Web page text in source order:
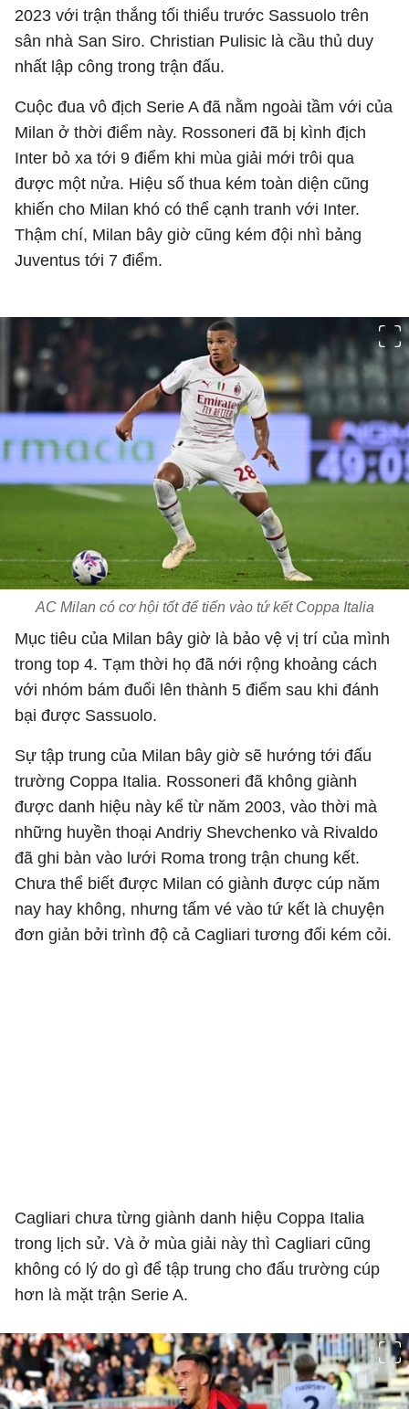
2023 với trận thắng tối thiểu trước Sassuolo trên
sân nhà San Siro. Christian Pulisic là cầu thủ duy
nhất lập công trong trận đấu.
Cuộc đua vô địch Serie A đã nằm ngoài tầm với của
Milan ở thời điểm này. Rossoneri đã bị kình địch
Inter bỏ xa tới 9 điểm khi mùa giải mới trôi qua
được một nửa. Hiệu số thua kém toàn diện cũng
khiến cho Milan khó có thể cạnh tranh với Inter.
Thậm chí, Milan bây giờ cũng kém đội nhì bảng
Juventus tới 7 điểm.
AC Milan có cơ hội tốt để tiến vào tứ kết Coppa Italia
Mục tiêu của Milan bây giờ là bảo vệ vị trí của mình
trong top 4. Tạm thời họ đã nới rộng khoảng cách
với nhóm bám đuổi lên thành 5 điểm sau khi đánh
bại được Sassuolo.
Sự tập trung của Milan bây giờ sẽ hướng tới đấu
trường Coppa Italia. Rossoneri đã không giành
được danh hiệu này kể từ năm 2003, vào thời mà
những huyền thoại Andriy Shevchenko và Rivaldo
đã ghi bàn vào lưới Roma trong trận chung kết.
Chưa thể biết được Milan có giành được cúp năm
nay hay không, nhưng tấm vé vào tứ kết là chuyện
đơn giản bởi trình độ cả Cagliari tương đối kém cỏi.
Cagliari chưa từng giành danh hiệu Coppa Italia
trong lịch sử. Và ở mùa giải này thì Cagliari cũng
không có lý do gì để tập trung cho đấu trường cúp
hơn là mặt trận Serie A.